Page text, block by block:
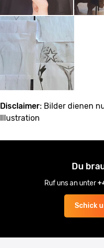
Disclaimer: Bilder dienen
Illustration
Du
Ruf uns an unter
Schick